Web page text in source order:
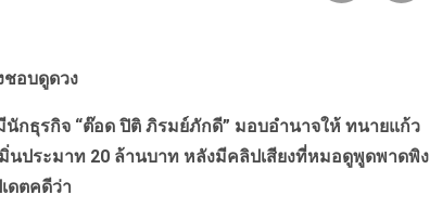
ชอบดูดวง
รกิจ “ต๊อด ปิติ ภิรมย์ภักดี” มอบอำนาจให้ ทนายแก้ว
ประมาท 20 ล้านบาท หลังมีคลิปเสียงที่หมอดูพูดพาดพิง
ดตคดีว่า